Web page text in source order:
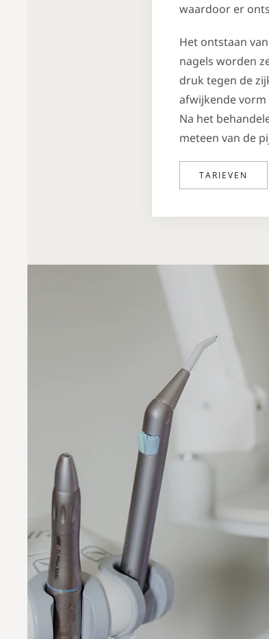
waardoor er
Het ontstaan
nagels worden
druk tegen de
afwijkende vorm
Na het
meteen van de
TARIEVEN